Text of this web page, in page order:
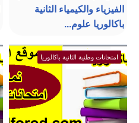
الفيزياء والكيمياء الثانية
باكالوريا علوم...
امتحانات وطنية الثانية باكالوريا